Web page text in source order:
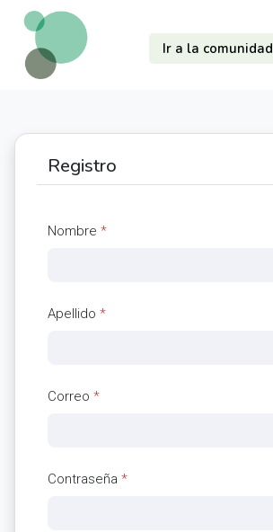
Ir a la comunidad
Registro
Nombre *
Apellido *
Correo *
Contraseña *